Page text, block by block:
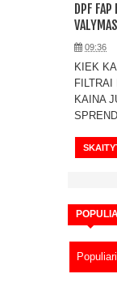
DPF
09:36
KIEK
KAINA